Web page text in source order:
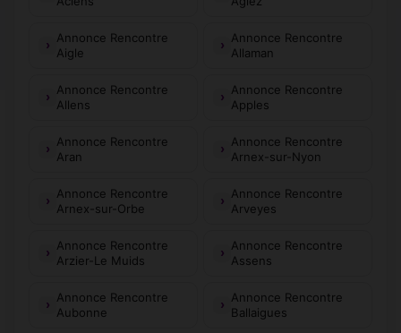
Annonce Rencontre
Aigle
Annonce Rencontre
Allaman
Annonce Rencontre
Allens
Annonce Rencontre
Apples
Annonce Rencontre
Aran
Annonce Rencontre
Arnex-sur-Nyon
Annonce Rencontre
Arnex-sur-Orbe
Annonce Rencontre
Arveyes
Annonce Rencontre
Arzier-Le Muids
Annonce Rencontre
Assens
Annonce Rencontre
Aubonne
Annonce Rencontre
Ballaigues